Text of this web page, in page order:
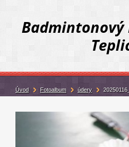
Badmintonový
Úvod Fotoalbum údery